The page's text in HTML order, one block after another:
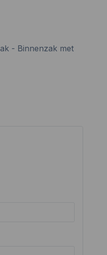
- Binnenzak met